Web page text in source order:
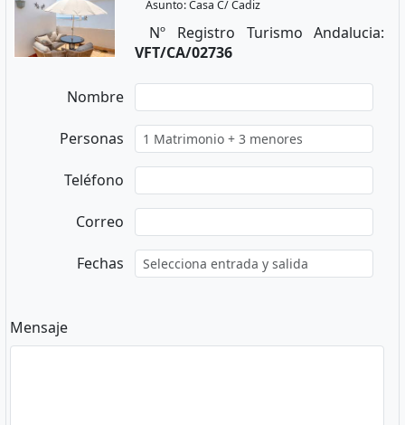
Asunto: Casa C/ Cadiz
Nº Registro Turismo Andalucia:
VFT/CA/02736
Nombre
Personas
Teléfono
Correo
Fechas
Mensaje